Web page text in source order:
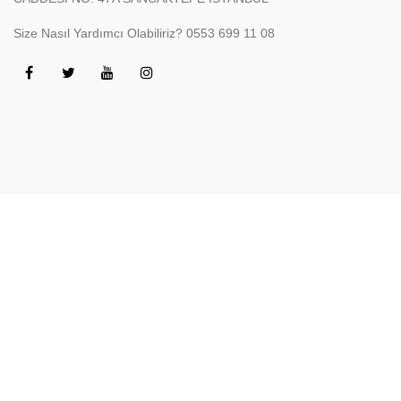
Size Nasıl Yardımcı Olabiliriz? 0553 699 11 08